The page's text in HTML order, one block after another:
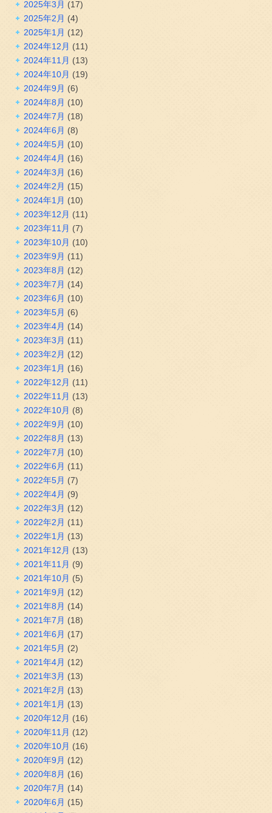
2025年3月 (17)
2025年2月 (4)
2025年1月 (12)
2024年12月 (11)
2024年11月 (13)
2024年10月 (19)
2024年9月 (6)
2024年8月 (10)
2024年7月 (18)
2024年6月 (8)
2024年5月 (10)
2024年4月 (16)
2024年3月 (16)
2024年2月 (15)
2024年1月 (10)
2023年12月 (11)
2023年11月 (7)
2023年10月 (10)
2023年9月 (11)
2023年8月 (12)
2023年7月 (14)
2023年6月 (10)
2023年5月 (6)
2023年4月 (14)
2023年3月 (11)
2023年2月 (12)
2023年1月 (16)
2022年12月 (11)
2022年11月 (13)
2022年10月 (8)
2022年9月 (10)
2022年8月 (13)
2022年7月 (10)
2022年6月 (11)
2022年5月 (7)
2022年4月 (9)
2022年3月 (12)
2022年2月 (11)
2022年1月 (13)
2021年12月 (13)
2021年11月 (9)
2021年10月 (5)
2021年9月 (12)
2021年8月 (14)
2021年7月 (18)
2021年6月 (17)
2021年5月 (2)
2021年4月 (12)
2021年3月 (13)
2021年2月 (13)
2021年1月 (13)
2020年12月 (16)
2020年11月 (12)
2020年10月 (16)
2020年9月 (12)
2020年8月 (16)
2020年7月 (14)
2020年6月 (15)